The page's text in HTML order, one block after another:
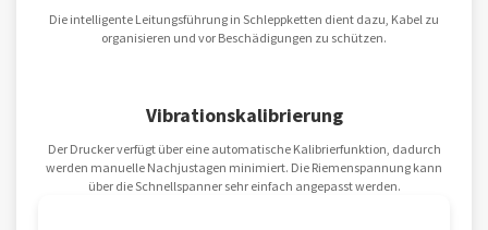
Die intelligente Leitungsführung in Schleppketten dient dazu, Kabel zu
organisieren und vor Beschädigungen zu schützen.
Vibrationskalibrierung
Der Drucker verfügt über eine automatische Kalibrierfunktion, dadurch
werden manuelle Nachjustagen minimiert. Die Riemenspannung kann
über die Schnellspanner sehr einfach angepasst werden.